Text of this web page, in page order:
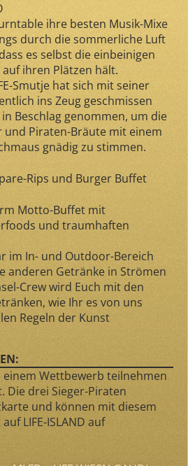
ihre besten Musik-Mixe
durch die sommerliche Luft
es selbst die einbeinigen
ihren Plätzen hält.
Smutje hat sich mit seiner
ins Zeug geschmissen
Beschlag genommen, um die
und Piraten-Bräute mit einem
gnädig zu stimmen.
Rips und Burger Buffet
Motto-Buffet mit
und traumhaften
im In- und Outdoor-Bereich
anderen Getränke in Strömen
Crew wird Euch mit den
wie Ihr es von uns
Regeln der Kunst
einem Wettbewerb teilnehmen
Die drei Sieger-Piraten
und können mit diesem
LIFE-ISLAND auf